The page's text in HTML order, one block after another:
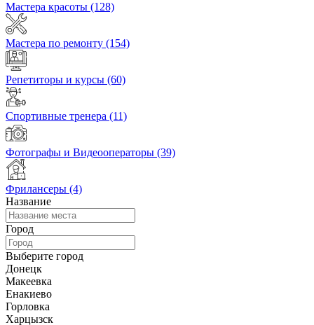
Мастера красоты (128)
Мастера по ремонту (154)
Репетиторы и курсы (60)
Спортивные тренера (11)
Фотографы и Видеооператоры (39)
Фрилансеры (4)
Название
Город
Выберите город
Донецк
Макеевка
Енакиево
Горловка
Харцызск